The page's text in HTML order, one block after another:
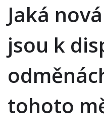
Jaká
jsou k
tohoto